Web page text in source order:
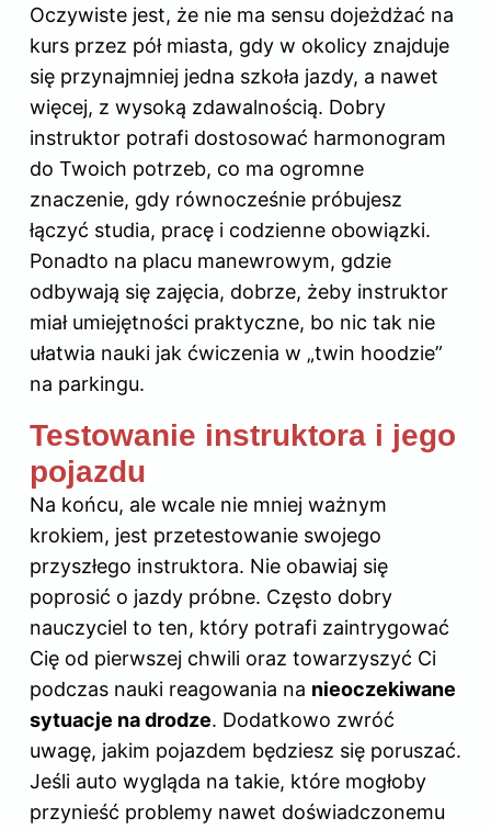
Oczywiste jest, że nie ma sensu dojeżdżać na
kurs przez pół miasta, gdy w okolicy znajduje
się przynajmniej jedna szkoła jazdy, a nawet
więcej, z wysoką zdawalnością. Dobry
instruktor potrafi dostosować harmonogram
do Twoich potrzeb, co ma ogromne
znaczenie, gdy równocześnie próbujesz
łączyć studia, pracę i codzienne obowiązki.
Ponadto na placu manewrowym, gdzie
odbywają się zajęcia, dobrze, żeby instruktor
miał umiejętności praktyczne, bo nic tak nie
ułatwia nauki jak ćwiczenia w „twin hoodzie”
na parkingu.
Testowanie instruktora i jego
pojazdu
Na końcu, ale wcale nie mniej ważnym
krokiem, jest przetestowanie swojego
przyszłego instruktora. Nie obawiaj się
poprosić o jazdy próbne. Często dobry
nauczyciel to ten, który potrafi zaintrygować
Cię od pierwszej chwili oraz towarzyszyć Ci
podczas nauki reagowania na nieoczekiwane
sytuacje na drodze. Dodatkowo zwróć
uwagę, jakim pojazdem będziesz się poruszać.
Jeśli auto wygląda na takie, które mogłoby
przynieść problemy nawet doświadczonemu